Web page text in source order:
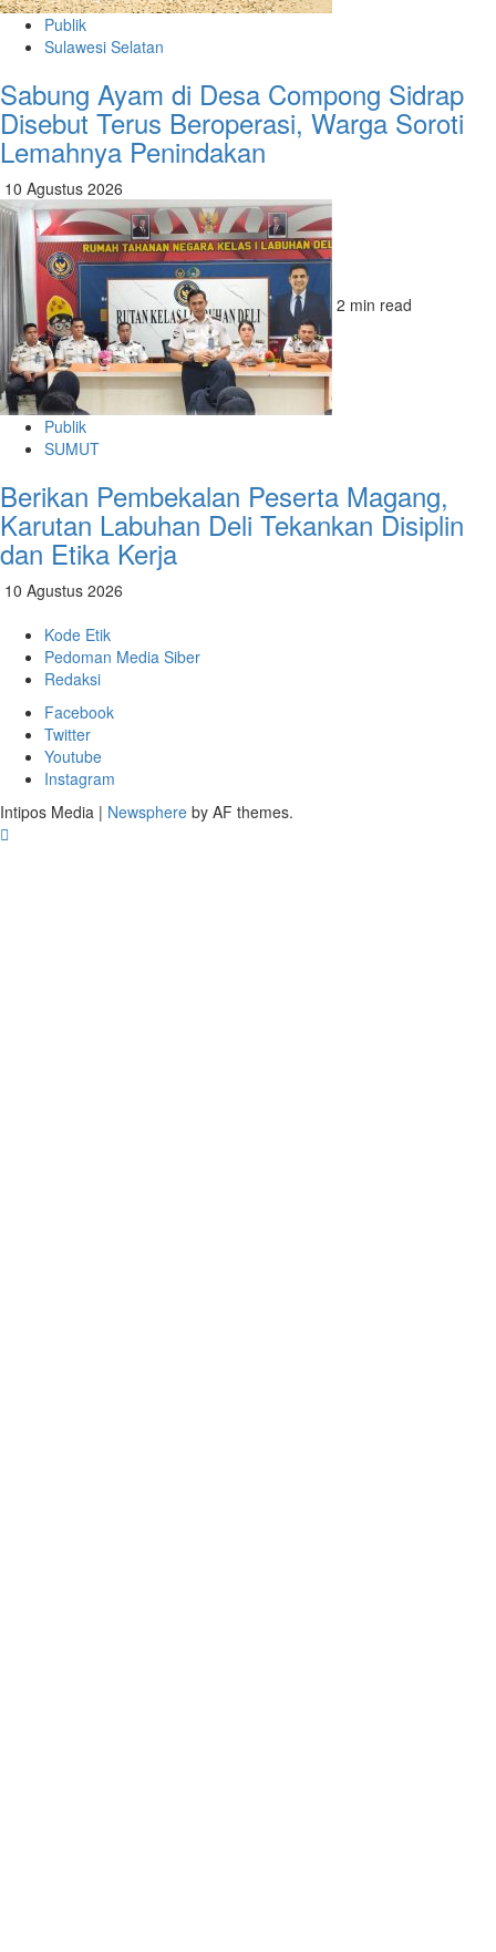
Publik
Sulawesi Selatan
Sabung Ayam di Desa Compong Sidrap
Disebut Terus Beroperasi, Warga Soroti
Lemahnya Penindakan
10 Agustus 2026
2 min read
Publik
SUMUT
Berikan Pembekalan Peserta Magang,
Karutan Labuhan Deli Tekankan Disiplin
dan Etika Kerja
10 Agustus 2026
Kode Etik
Pedoman Media Siber
Redaksi
Facebook
Twitter
Youtube
Instagram
Intipos Media | Newsphere by AF themes.